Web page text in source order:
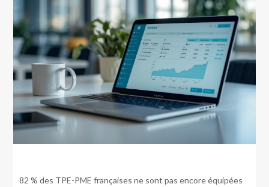
82 % des TPE-PME françaises ne sont pas encore équipées